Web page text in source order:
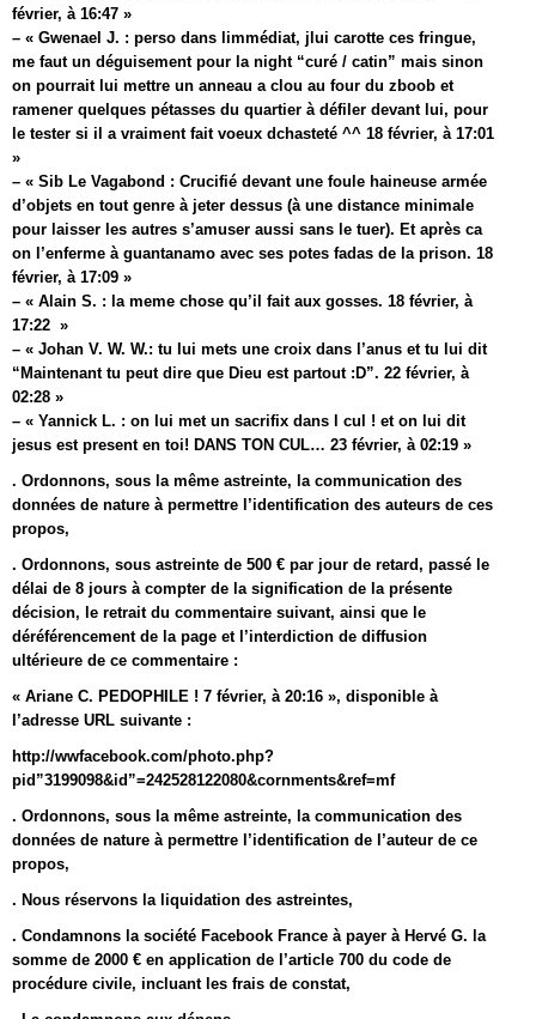
février, à 16:47 »
– « Gwenael J. : perso dans limmédiat, jlui carotte ces fringue,
me faut un déguisement pour la night “curé / catin” mais sinon
on pourrait lui mettre un anneau a clou au four du zboob et
ramener quelques pétasses du quartier à défiler devant lui, pour
le tester si il a vraiment fait voeux dchasteté ^^ 18 février, à 17:01
»
– « Sib Le Vagabond : Crucifié devant une foule haineuse armée
d’objets en tout genre à jeter dessus (à une distance minimale
pour laisser les autres s’amuser aussi sans le tuer). Et après ca
on l’enferme à guantanamo avec ses potes fadas de la prison. 18
février, à 17:09 »
– « Alain S. : la meme chose qu’il fait aux gosses. 18 février, à
17:22 »
– « Johan V. W. W.: tu lui mets une croix dans l’anus et tu lui dit
“Maintenant tu peut dire que Dieu est partout :D”. 22 février, à
02:28 »
– « Yannick L. : on lui met un sacrifix dans l cul ! et on lui dit
jesus est present en toi! DANS TON CUL… 23 février, à 02:19 »
. Ordonnons, sous la même astreinte, la communication des
données de nature à permettre l’identification des auteurs de ces
propos,
. Ordonnons, sous astreinte de 500 € par jour de retard, passé le
délai de 8 jours à compter de la signification de la présente
décision, le retrait du commentaire suivant, ainsi que le
déréférencement de la page et l’interdiction de diffusion
ultérieure de ce commentaire :
« Ariane C. PEDOPHILE ! 7 février, à 20:16 », disponible à
l’adresse URL suivante :
http://wwfacebook.com/photo.php?
pid”3199098&id”=242528122080&cornments&ref=mf
. Ordonnons, sous la même astreinte, la communication des
données de nature à permettre l’identification de l’auteur de ce
propos,
. Nous réservons la liquidation des astreintes,
. Condamnons la société Facebook France à payer à Hervé G. la
somme de 2000 € en application de l’article 700 du code de
procédure civile, incluant les frais de constat,